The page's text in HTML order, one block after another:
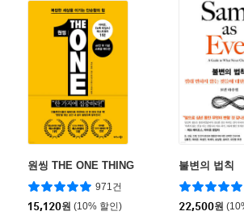
원씽 THE ONE THING
971건
15,120원 (10% 할인)
불변의 법칙
22,500원